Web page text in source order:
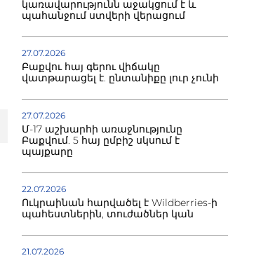
կառավարությունն աջակցում է և
պահանջում ստվերի վերացում
27.07.2026
Բաքվու հայ գերու վիճակը
վատթարացել է. ընտանիքը լուր չունի
27.07.2026
Մ-17 աշխարհի առաջնությունը
Բաքվում. 5 հայ ըմբիշ սկսում է
պայքարը
22.07.2026
Ուկրաինան հարվածել է Wildberries-ի
պահեստներին, տուժածներ կան
21.07.2026